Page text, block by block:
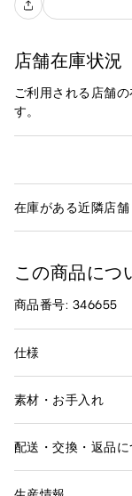
店舗在庫状況
ご利用される店舗
す。
在庫がある近隣店舗
この商品につ
商品番号: 346655
仕様
素材・お手入れ
配送・交換・返品に